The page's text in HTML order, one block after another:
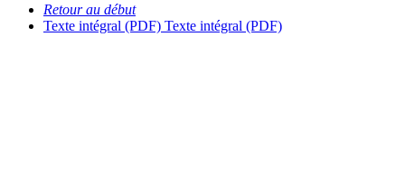
Retour au début
Texte intégral (PDF) Texte intégral (PDF)